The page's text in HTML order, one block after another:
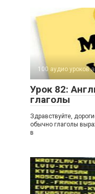
100 аудио уроков
Урок 82:
глаголы
Здравствуйте,
обычно глаголы
в